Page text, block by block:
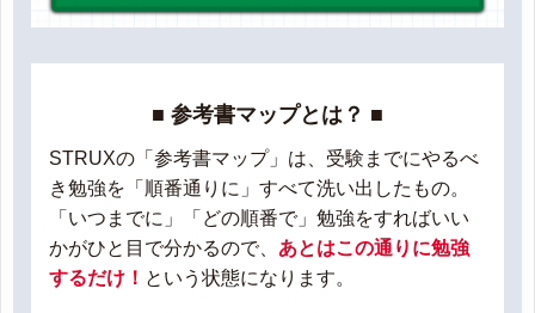
■ 参考書マップとは？ ■
STRUXの「参考書マップ」は、受験までにやるべ
き勉強を「順番通りに」すべて洗い出したもの。
「いつまでに」「どの順番で」勉強をすればいい
かがひと目で分かるので、 あとはこの通りに勉強
するだけ！ という状態になります。